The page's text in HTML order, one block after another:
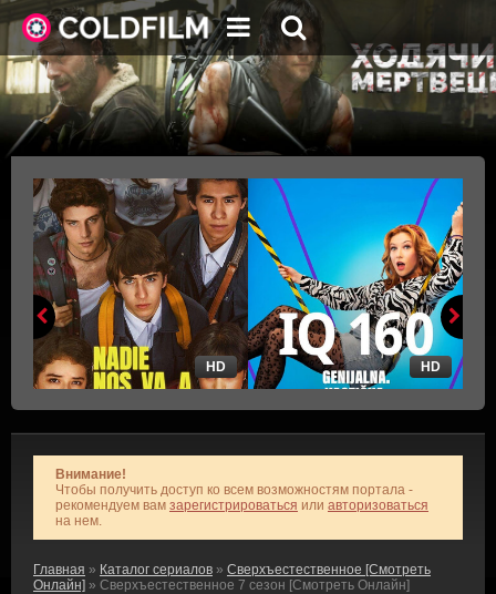
HD HD
Внимание!
Чтобы получить доступ ко всем возможностям портала -
рекомендуем вам зарегистрироваться или авторизоваться
на нем.
Главная » Каталог сериалов » Сверхъестественное [Смотреть
Онлайн] » Сверхъестественное 7 сезон [Смотреть Онлайн]